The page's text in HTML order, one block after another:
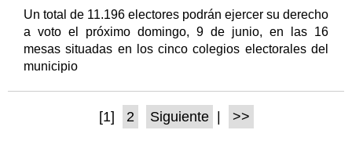
Un total de 11.196 electores podrán ejercer su derecho
a voto el próximo domingo, 9 de junio, en las 16
mesas situadas en los cinco colegios electorales del
municipio
[1] 2 Siguiente >>